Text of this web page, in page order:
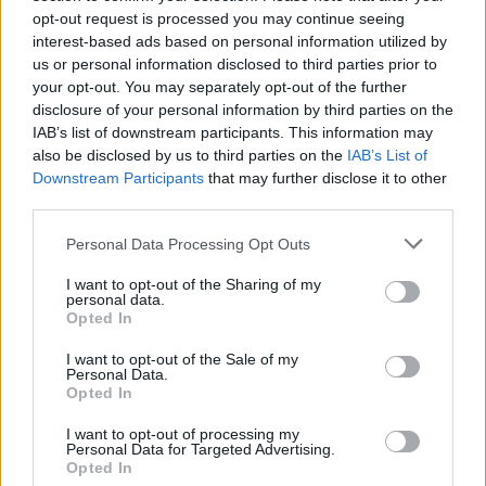
opt-out request is processed you may continue seeing
interest-based ads based on personal information utilized by
us or personal information disclosed to third parties prior to
your opt-out. You may separately opt-out of the further
disclosure of your personal information by third parties on the
IAB’s list of downstream participants. This information may
also be disclosed by us to third parties on the IAB’s List of
Downstream Participants that may further disclose it to other
Personal Data Processing Opt Outs
I want to opt-out of the Sharing of my
personal data.
Opted In
I want to opt-out of the Sale of my
Personal Data.
Opted In
I want to opt-out of processing my
Personal Data for Targeted Advertising.
Opted In
Eller logga in på ditt konto nedan:
Username or E-mail
Remember Me
Forgot Password
Stöd Para§rafs bevakning av högerextremismen